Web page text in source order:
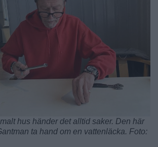
hus händer det alltid saker. Den här
ta hand om en vattenläcka. Foto: